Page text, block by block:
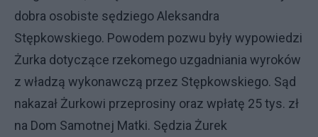
dobra osobiste sędziego Aleksandra
Stępkowskiego. Powodem pozwu były wypowiedzi
Żurka dotyczące rzekomego uzgadniania wyroków
z władzą wykonawczą przez Stępkowskiego. Sąd
nakazał Żurkowi przeprosiny oraz wpłatę 25 tys. zł
na Dom Samotnej Matki. Sędzia Żurek